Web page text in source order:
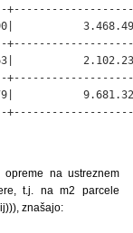
opreme na ustreznem
t.j. na m2 parcele
znašajo: